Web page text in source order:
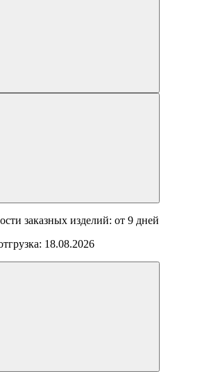
заказных изделий: от 9 дней
18.08.2026